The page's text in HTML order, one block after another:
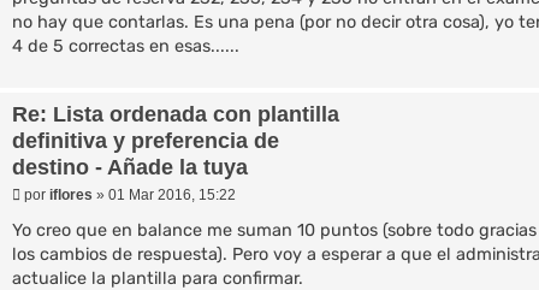
no hay que contarlas. Es una pena (por no decir otra cosa), yo
4 de 5 correctas en esas......
Re: Lista ordenada con plantilla
definitiva y preferencia de
destino - Añade la tuya
M
n
a
j
por iflores » 01 Mar 2016, 15:22
Yo creo que en balance me suman 10 puntos (sobre todo
los cambios de respuesta). Pero voy a esperar a que el
actualice la plantilla para confirmar.